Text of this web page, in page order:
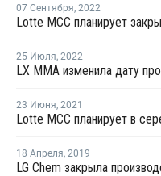
07 Сентября, 2022
25 Июля, 2022
23 Июня, 2021
18 Апреля, 2019